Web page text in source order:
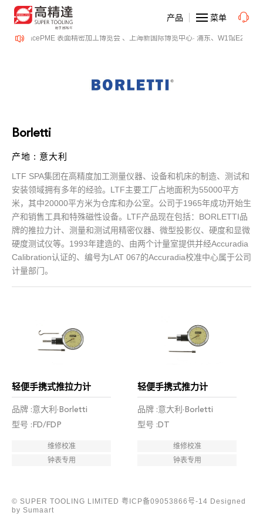
、SurfacePME 表面精密加工博览会 、上海新国际博览中心· 浦东、W1馆E21 、
产品 菜单
Borletti
产地 : 意大利
LTF SPA集团在高精度加工测量仪器、设备和机床的制造、测试和
安装领域拥有多年的经验。 LTF主要工厂占地面积为55000平方
米，其中20000平方米为仓库和办公室。公司于1965年成功开始生
产和销售工具和特殊磁性设备。 LTF产品现在包括： BORLETTI品
牌的推拉力计、测量和测试用精密仪器、微型投影仪、硬度和显微
硬度测试仪等。 1993年建造的、由两个计量室提供并经Accuradia
Calibration认证的、编号为LAT 067的Accuradia校准中心属于公司
计量部门。
轻便手携式推拉力计
品牌 :意大利·Borletti
型号 :FD/FDP
维修校准
钟表专用
轻便手携式推力计
品牌 :意大利·Borletti
型号 :DT
维修校准
钟表专用
© SUPER TOOLING LIMITED 粤ICP备09053866号-14 Designed
by Sumaart